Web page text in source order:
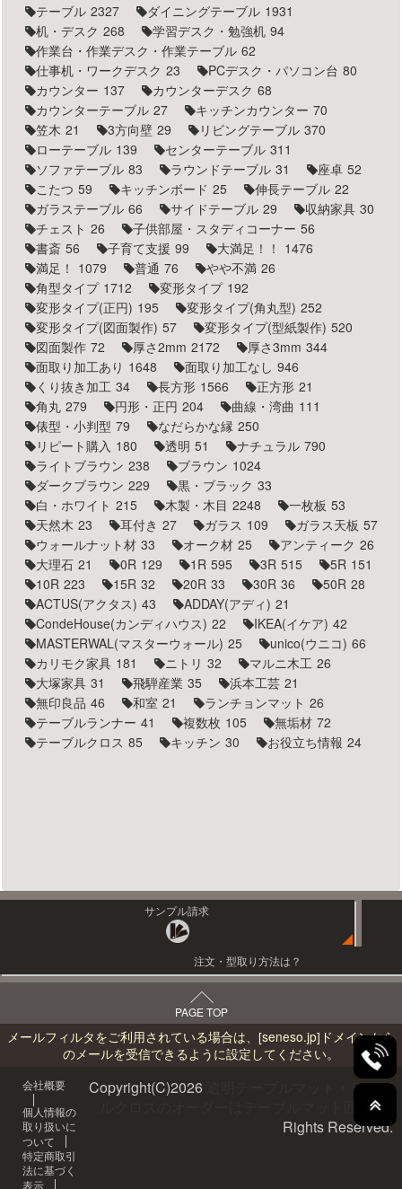
テーブル 2327 ダイニングテーブル 1931
机・デスク 268 学習デスク・勉強机 94
作業台・作業デスク・作業テーブル 62
仕事机・ワークデスク 23 PCデスク・パソコン台 80
カウンター 137 カウンターデスク 68
カウンターテーブル 27 キッチンカウンター 70
笠木 21 3方向壁 29 リビングテーブル 370
ローテーブル 139 センターテーブル 311
ソファテーブル 83 ラウンドテーブル 31 座卓 52
こたつ 59 キッチンボード 25 伸長テーブル 22
ガラステーブル 66 サイドテーブル 29 収納家具 30
チェスト 26 子供部屋・スタディコーナー 56
書斎 56 子育て支援 99 大満足！！ 1476
満足！ 1079 普通 76 やや不満 26
角型タイプ 1712 変形タイプ 192
変形タイプ(正円) 195 変形タイプ(角丸型) 252
変形タイプ(図面製作) 57 変形タイプ(型紙製作) 520
図面製作 72 厚さ2mm 2172 厚さ3mm 344
面取り加工あり 1648 面取り加工なし 946
くり抜き加工 34 長方形 1566 正方形 21
角丸 279 円形・正円 204 曲線・湾曲 111
俵型・小判型 79 なだらかな縁 250
リピート購入 180 透明 51 ナチュラル 790
ライトブラウン 238 ブラウン 1024
ダークブラウン 229 黒・ブラック 33
白・ホワイト 215 木製・木目 2248 一枚板 53
天然木 23 耳付き 27 ガラス 109 ガラス天板 57
ウォールナット材 33 オーク材 25 アンティーク 26
大理石 21 0R 129 1R 595 3R 515 5R 151
10R 223 15R 32 20R 33 30R 36 50R 28
ACTUS(アクタス) 43 ADDAY(アディ) 21
CondeHouse(カンディハウス) 22 IKEA(イケア) 42
MASTERWAL(マスターウォール) 25 unico(ウニコ) 66
カリモク家具 181 ニトリ 32 マルニ木工 26
大塚家具 31 飛騨産業 35 浜本工芸 21
無印良品 46 和室 21 ランチョンマット 26
テーブルランナー 41 複数枚 105 無垢材 72
テーブルクロス 85 キッチン 30 お役立ち情報 24
サンプル請求
注文・型取り方法は？
PAGE TOP
メールフィルタをご利用されている場合は、 [seneso.jp] ドメインから
のメールを受信できるように設定してください。
会社概要
個人情報の
取り扱いに
ついて
特定商取引
法に基づく
表示
Copyright(C)2026
透明テーブルマット・テーブ
ルクロスのオーダーはテーブルマット匠へAll
Rights Reserved.